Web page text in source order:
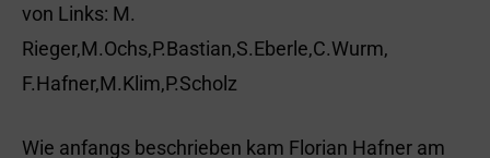
von Links: M.
Rieger,M.Ochs,P.Bastian,S.Eberle,C.Wurm,
F.Hafner,M.Klim,P.Scholz
Wie anfangs beschrieben kam Florian Hafner am